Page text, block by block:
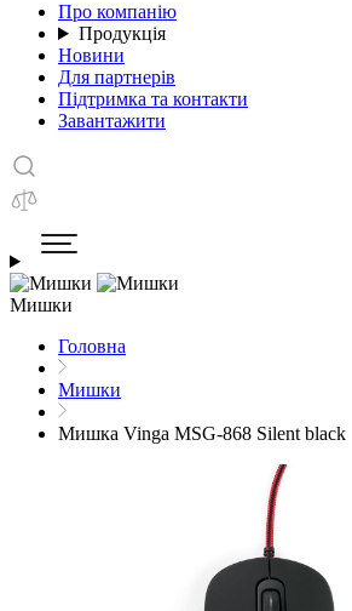
Про компанію
Продукція
Новини
Для партнерів
Підтримка та контакти
Завантажити
Мишки
Головна
Мишки
Мишка Vinga MSG-868 Silent black